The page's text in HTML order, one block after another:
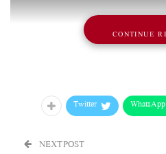
WhatsApp
Twitter
NEXT POST